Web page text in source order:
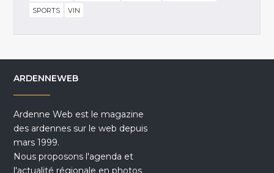
SPORTS
VIN
ARDENNEWEB
Ardenne Web est le magazine
des ardennes sur le web depuis
mars 1999.
Nous proposons l'agenda et
l'actualité régionale en photos